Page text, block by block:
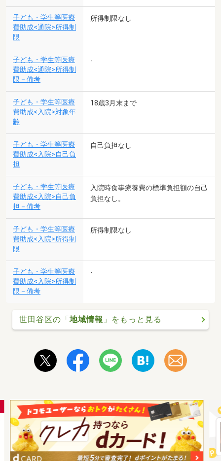
子ども・学生等医療
費助成<通院>所得制
限
所得制限なし
子ども・学生等医療
費助成<通院>所得制
限－備考
-
子ども・学生等医療
費助成<入院>対象年
齢
18歳3月末まで
子ども・学生等医療
費助成<入院>自己負
担
自己負担なし
子ども・学生等医療
費助成<入院>自己負
担－備考
入院時食事療養費の標準負担額の自己
負担なし。
子ども・学生等医療
費助成<入院>所得制
限
所得制限なし
子ども・学生等医療
費助成<入院>所得制
限－備考
-
世田谷区の「地域情報 」をもっと見る